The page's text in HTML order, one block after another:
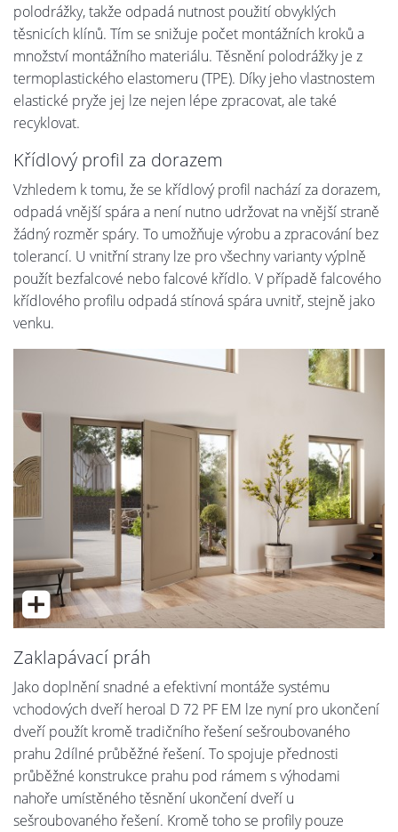
polodrážky, takže odpadá nutnost použití obvyklých
těsnicích klínů. Tím se snižuje počet montážních kroků a
množství montážního materiálu. Těsnění polodrážky je z
termoplastického elastomeru (TPE). Díky jeho vlastnostem
elastické pryže jej lze nejen lépe zpracovat, ale také
recyklovat.
Křídlový profil za dorazem
Vzhledem k tomu, že se křídlový profil nachází za dorazem,
odpadá vnější spára a není nutno udržovat na vnější straně
žádný rozměr spáry. To umožňuje výrobu a zpracování bez
tolerancí. U vnitřní strany lze pro všechny varianty výplně
použít bezfalcové nebo falcové křídlo. V případě falcového
křídlového profilu odpadá stínová spára uvnitř, stejně jako
venku.
Zaklapávací práh
Jako doplnění snadné a efektivní montáže systému
vchodových dveří heroal D 72 PF EM lze nyní pro ukončení
dveří použít kromě tradičního řešení sešroubovaného
prahu 2dílné průběžné řešení. To spojuje přednosti
průběžné konstrukce prahu pod rámem s výhodami
nahoře umístěného těsnění ukončení dveří u
sešroubovaného řešení. Kromě toho se profily pouze